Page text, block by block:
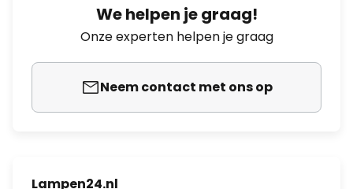
We helpen je graag!
Onze experten helpen je graag
Neem contact met ons op
Lampen24.nl